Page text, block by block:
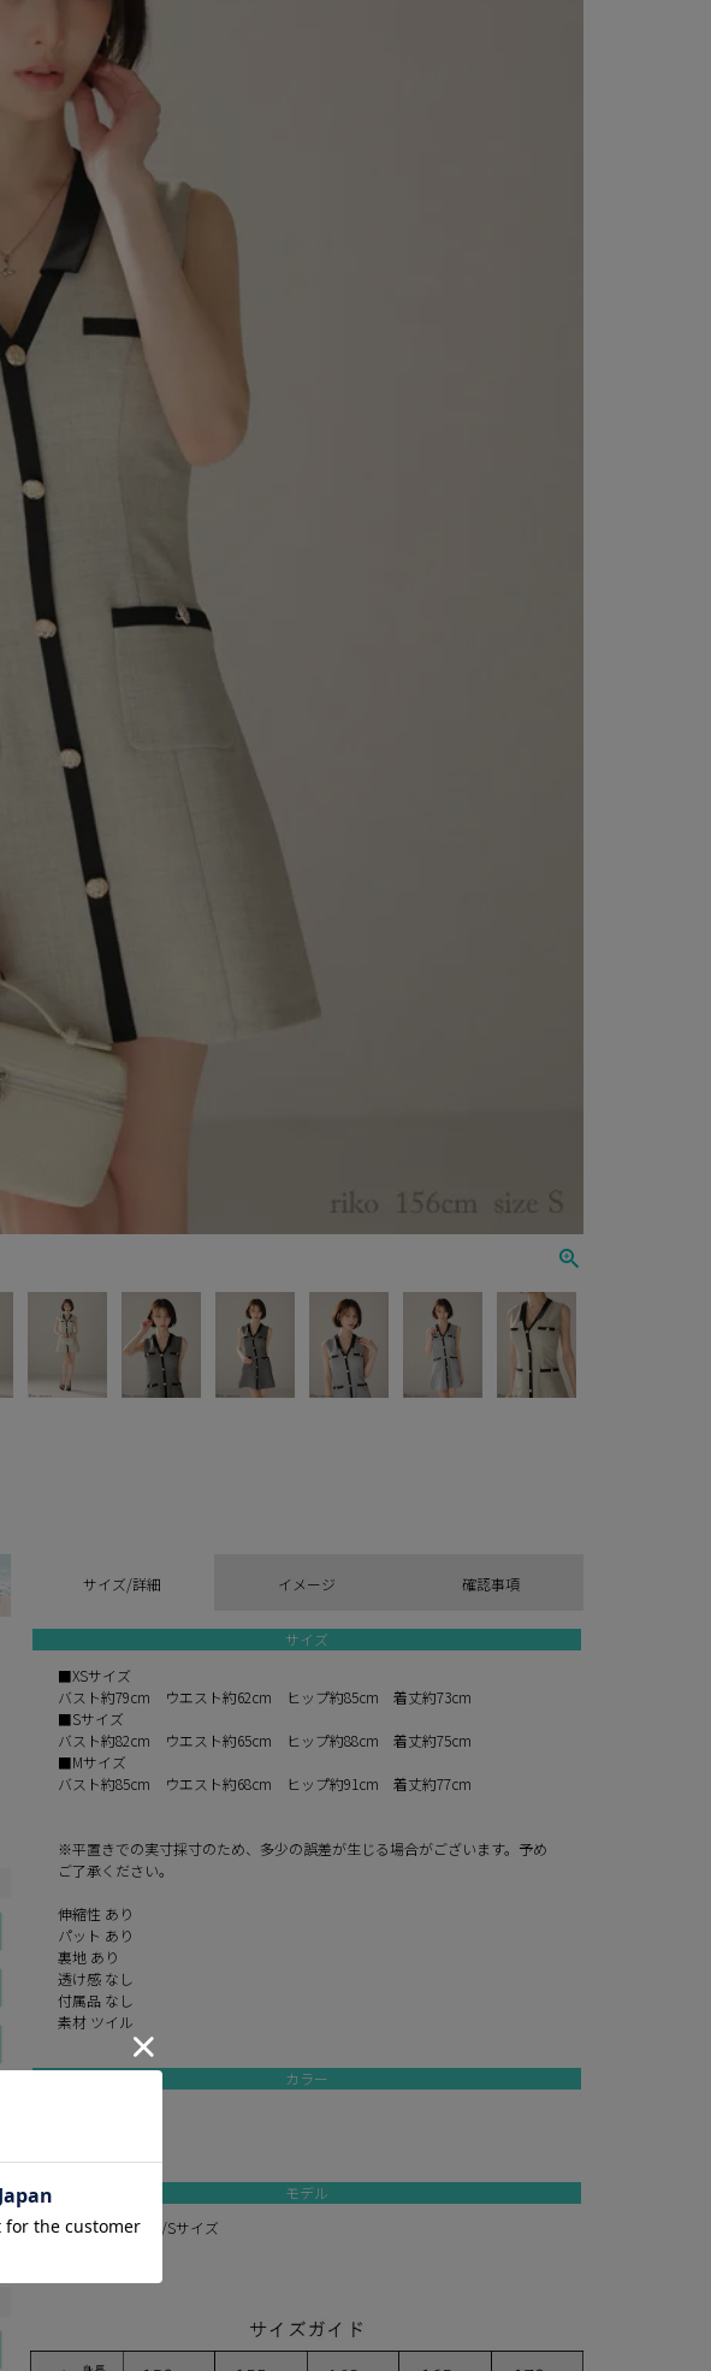
サイズ/詳細 イメージ 確認事項
サイズ
■XSサイズ
バスト約79cm ウエスト約62cm ヒップ約85cm 着丈約73cm
■Sサイズ
バスト約82cm ウエスト約65cm ヒップ約88cm 着丈約75cm
■Mサイズ
バスト約85cm ウエスト約68cm ヒップ約91cm 着丈約77cm
※平置きでの実寸採寸のため、多少の誤差が生じる場合がございます。予め
ご了承ください。
伸縮性 あり
パット あり
裏地 あり
透け感 なし
付属品 なし
素材 ツイル
カラー
blue gray
モデル
りこ 身長156cm/Sサイズ